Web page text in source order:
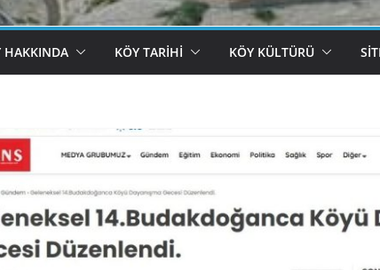
HAKKINDA KÖY TARIHI KÖY KÜLTÜRÜ